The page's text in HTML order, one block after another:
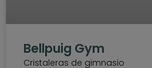
Bellpuig Gym
Cristaleras de gimnasio